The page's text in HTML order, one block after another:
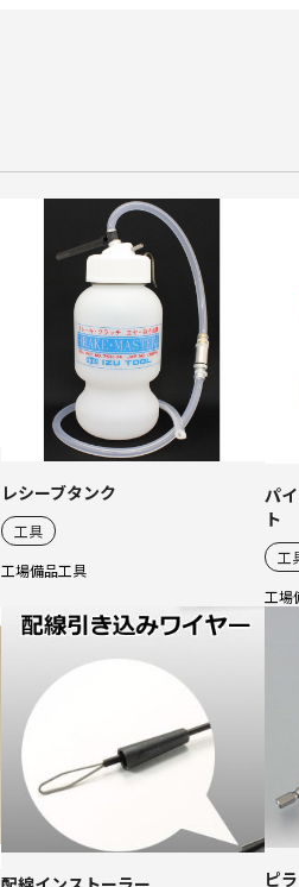
レシーブタンク
工具
工場備品工具
パ
ト
工
工場
ピ